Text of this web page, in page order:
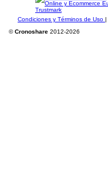
Condiciones y Términos de Uso |
©Cronoshare 2012-2026